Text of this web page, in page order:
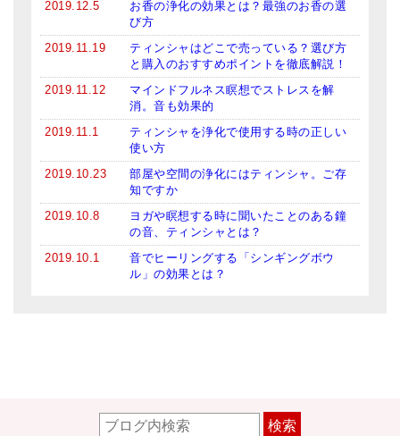
2019.12.5
お香の浄化の効果とは？最強のお香の選
び方
2019.11.19
ティンシャはどこで売っている？選び方
と購入のおすすめポイントを徹底解説！
2019.11.12
マインドフルネス瞑想でストレスを解
消。音も効果的
2019.11.1
ティンシャを浄化で使用する時の正しい
使い方
2019.10.23
部屋や空間の浄化にはティンシャ。ご存
知ですか
2019.10.8
ヨガや瞑想する時に聞いたことのある鐘
の音、ティンシャとは？
2019.10.1
音でヒーリングする「シンギングボウ
ル」の効果とは？
検索